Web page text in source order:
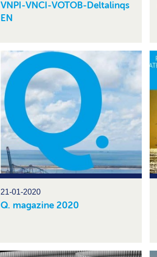
VNPI-VNCI-VOTOB-Deltalinqs
EN
21-01-2020
Q. magazine 2020